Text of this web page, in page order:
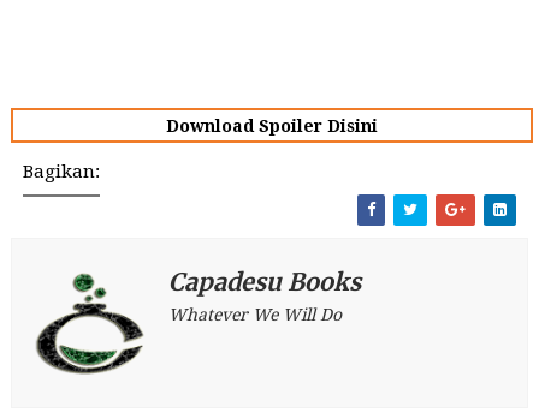
Download Spoiler Disini
Bagikan:
Capadesu Books
Whatever We Will Do